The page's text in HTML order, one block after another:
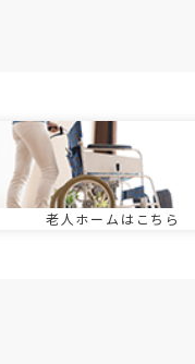
老人ホームはこちら